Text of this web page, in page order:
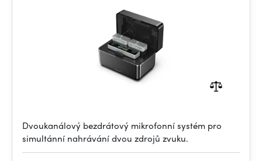
Dvoukanálový bezdrátový mikrofonní systém pro
simultánní nahrávání dvou zdrojů zvuku.